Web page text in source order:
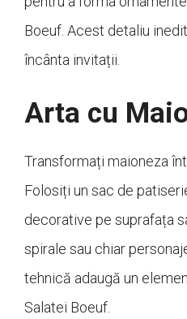
Boeuf. Acest detaliu
încânta invitații.
Arta cu
Transformați maioneza
Folosiți un sac de
decorative pe suprafața
spirale sau chiar
tehnică adaugă un
Salatei Boeuf.